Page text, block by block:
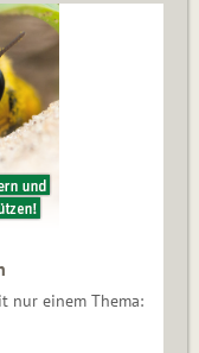
nur einem Thema: